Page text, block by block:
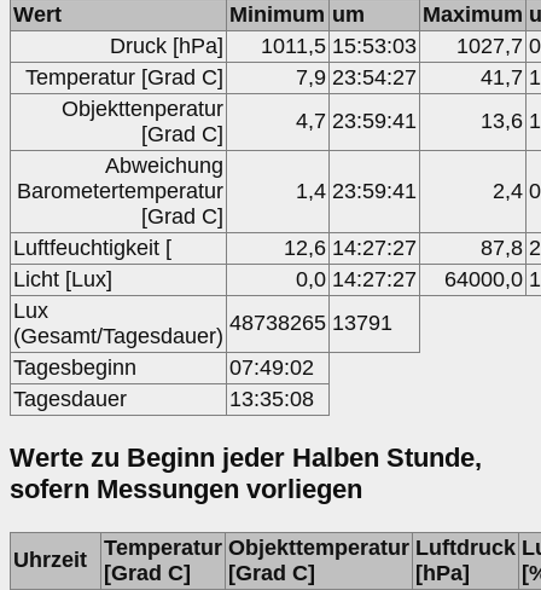
Wert Minimum um Maximum
Druck [hPa]
1011,5 15:53:03 1027,7
Temperatur [Grad C]
7,9 23:54:27 41,7
Objekttenperatur
[Grad C]
4,7 23:59:41 13,6
Abweichung
Barometertemperatur
[Grad C]
1,4 23:59:41 2,4
Luftfeuchtigkeit [ 12,6 14:27:27 87,8
Licht [Lux]
0,0 14:27:27 64000,0
Lux
(Gesamt/Tagesdauer)
48738265 13791
Tagesbeginn
07:49:02
Tagesdauer
13:35:08
Werte zu Beginn jeder Halben Stunde,
sofern Messungen vorliegen
Uhrzeit
Temperatur
[Grad C]
Objekttemperatur
[Grad C]
Luftdruck
[hPa]